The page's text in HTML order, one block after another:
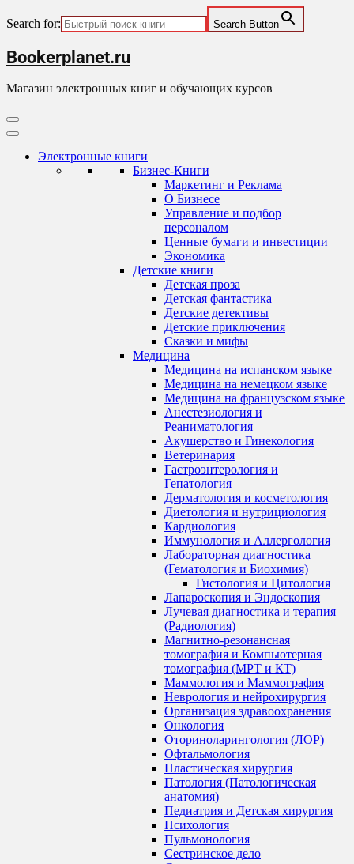
Search for: Search Button
Skip
to
content
Bookerplanet.ru
Магазин электронных книг и обучающих курсов
Primary
Menu
Электронные книги
Бизнес-Книги
Маркетинг и Реклама
О Бизнесе
Управление и подбор
персоналом
Ценные бумаги и инвестиции
Экономика
Детские книги
Детская проза
Детская фантастика
Детские детективы
Детские приключения
Сказки и мифы
Медицина
Медицина на испанском языке
Медицина на немецком языке
Медицина на французском языке
Анестезиология и
Реаниматология
Акушерство и Гинекология
Ветеринария
Гастроэнтерология и
Гепатология
Дерматология и косметология
Диетология и нутрициология
Кардиология
Иммунология и Аллергология
Лабораторная диагностика
(Гематология и Биохимия)
Гистология и Цитология
Лапароскопия и Эндоскопия
Лучевая диагностика и терапия
(Радиология)
Магнитно-резонансная
томография и Компьютерная
томография (МРТ и КТ)
Маммология и Маммография
Неврология и нейрохирургия
Организация здравоохранения
Онкология
Оториноларингология (ЛОР)
Офтальмология
Пластическая хирургия
Патология (Патологическая
анатомия)
Педиатрия и Детская хирургия
Психология
Пульмонология
Сестринское дело